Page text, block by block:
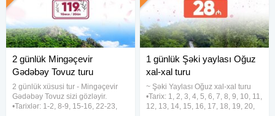
2 günlük Mingəçevir
Gədəbəy Tovuz turu
2 günlük xüsusi tur - Mingəçevir
Gədəbəy Tovuz sizi gözləyir.
•Tarixlər: 1-2, 8-9, 15-16, 22-23,
1 günlük Şəki yaylası Oğuz
xal-xal turu
~ Şəki Yaylası Oğuz xal-xal turu
•Tarix: 1, 2, 3, 4, 5, 6, 7, 8, 9, 10, 11,
12, 13, 14, 15, 16, 17, 18, 19, 20,